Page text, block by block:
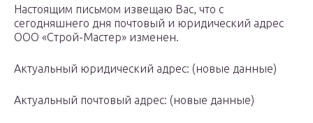
Настоящим письмом извещаю Вас, что с
сегодняшнего дня почтовый и юридический адрес
ООО «Строй-Мастер» изменен.
Актуальный юридический адрес: (новые данные)
Актуальный почтовый адрес: (новые данные)